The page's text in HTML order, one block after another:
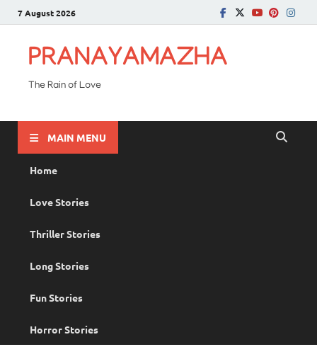
7 August 2026
PRANAYAMAZHA
The Rain of Love
MAIN MENU
Home
Love Stories
Thriller Stories
Long Stories
Fun Stories
Horror Stories